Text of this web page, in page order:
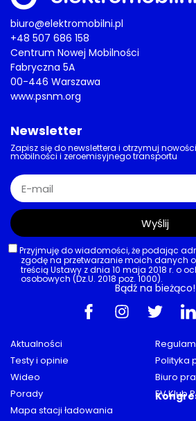
biuro@elektromobilni.pl
+48 507 686 158
Centrum Nowej Mobilności
Fabryczna 5A
00-446 Warszawa
www.psnm.org
Aktualności
Testy i opinie
Wideo
Porady
Mapa stacji ładowania
Polityka
Biuro
EV Klub
Newsletter
Zapisz się do newslettera i otrzymuj
mobilności i zeroemisyjnego transportu
Przyjmuję do wiadomości, że podając
zgodę na przetwarzanie moich danych
treścią Ustawy z dnia 10 maja 2018 r. o
osobowych (Dz.U. 2018 poz. 1000).
Wyślij
Bądź na bieżąco!